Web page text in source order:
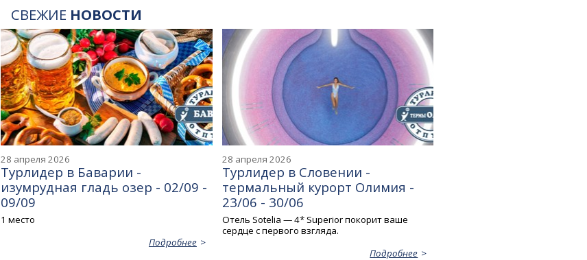
СВЕЖИЕ НОВОСТИ
28 апреля 2026
Турлидер в Баварии -
изумрудная гладь озер - 02/09 -
09/09
1 место
Подробнее
28 апреля 2026
Турлидер в Словении -
термальный курорт Олимия -
23/06 - 30/06
Отель Sotelia — 4* Superior покорит ваше
сердце с первого взгляда.
Подробнее